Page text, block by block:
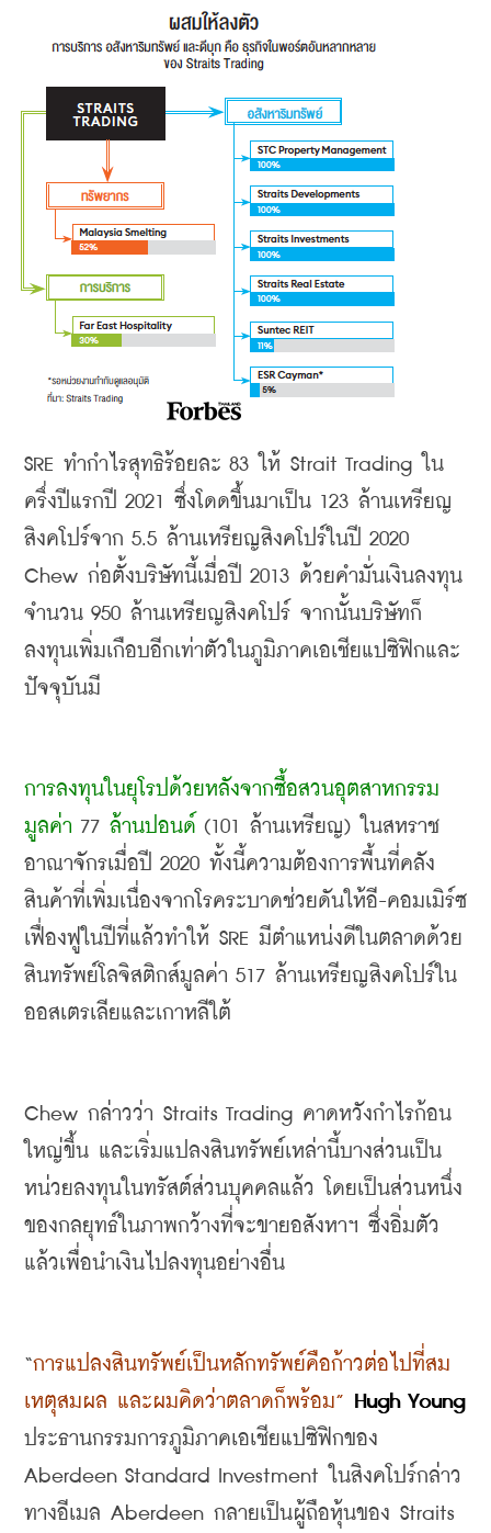
SRE ทำกำไรสุทธิร้อยละ 83 ให้ Strait Trading
ใน
ครึ่งปีแรกปี
2021 ซึ่งโดดขึ้นมาเป็น 123 ล้านเหรียญ
สิงคโปร์จาก 5.5 ล้านเหรียญสิงคโปร์ในปี
2020
Chew ก่อตั้งบริษัทนี้เมื่อปี 2013 ด้วยคำมั่นเงินลงทุน
จำนวน 950 ล้านเหรียญสิงคโปร์ จากนั้นบริษัทก็
ลงทุนเพิ่มเกือบอีกเท่าตัวในภูมิภาคเอเชียแปซิฟิกและ
ปัจจุบันมี
การลงทุนในยุโรปด้วยหลังจากซื้อสวนอุตสาหกรรม
มูลค่า 77 ล้านปอนด์ (101 ล้านเหรียญ)
ในสหราช
อาณาจักรเมื่อปี
2020 ทั้งนี้ความต้องการพื้นที่คลัง
สินค้าที่เพิ่มเนื่องจากโรคระบาดช่วยดันให้อี-คอมเมิร์ซ
เฟื่องฟูในปีที่แล้วทำให้ SRE มีตำแหน่งดีในตลาดด้วย
สินทรัพย์โลจิสติกส์มูลค่า 517 ล้านเหรียญสิงคโปร์ใน
ออสเตรเลียและเกาหลีใต้
Chew กล่าวว่า Straits Trading คาดหวังกำไรก้อน
ใหญ่ขึ้น และเริ่มแปลงสินทรัพย์เหล่านี้บางส่วนเป็น
หน่วยลงทุนในทรัสต์ส่วนบุคคลแล้ว โดยเป็นส่วนหนึ่ง
ของกลยุทธ์ในภาพกว้างที่จะขายอสังหาฯ ซึ่งอิ่มตัว
แล้วเพื่อนำเงินไปลงทุนอย่างอื่น
“การแปลงสินทรัพย์เป็นหลักทรัพย์คือก้าวต่อไปที่สม
เหตุสมผล และผมคิดว่าตลาดก็พร้อม”
Hugh Young
ประธานกรรมการภูมิภาคเอเชียแปซิฟิกของ
Aberdeen Standard Investment
ในสิงคโปร์กล่าว
ทางอีเมล Aberdeen กลายเป็นผู้ถือหุ้นของ Straits